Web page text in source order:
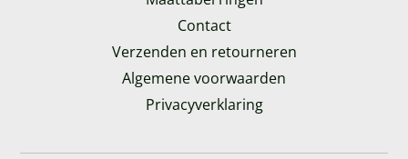
Contact
Verzenden en retourneren
Algemene voorwaarden
Privacyverklaring